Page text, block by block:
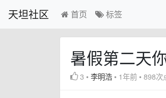
天坦社区 首页 标签
暑假第二天
3 •李明浩 • 1年前 •898次